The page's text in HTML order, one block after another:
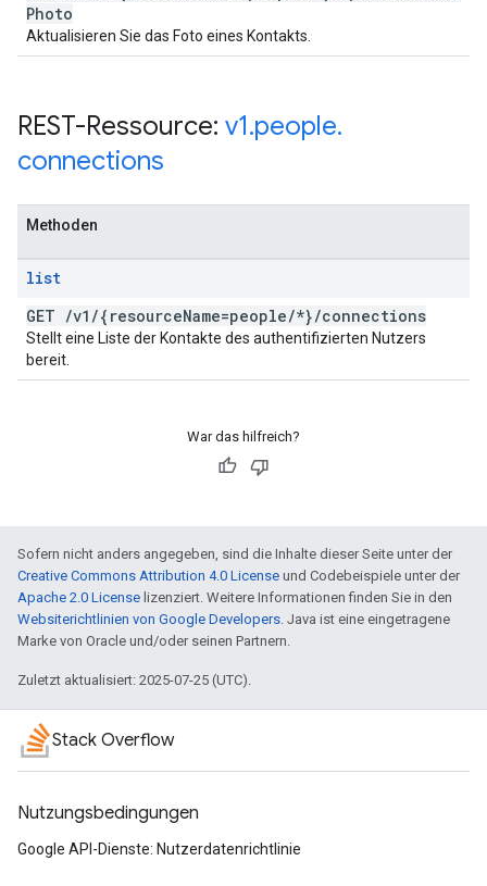
Photo
Aktualisieren Sie das Foto eines Kontakts.
REST-Ressource: v1.people.
connections
Methoden
list
GET /v1 /{resourceName=people/*}/connections
Stellt eine Liste der Kontakte des authentifizierten Nutzers
bereit.
War das hilfreich?
Sofern nicht anders angegeben, sind die Inhalte dieser Seite unter der
Creative Commons Attribution 4.0 License und Codebeispiele unter der
Apache 2.0 License lizenziert. Weitere Informationen finden Sie in den
Websiterichtlinien von Google Developers. Java ist eine eingetragene
Marke von Oracle und/oder seinen Partnern.
Zuletzt aktualisiert: 2025-07-25 (UTC).
Stack Overflow
Nutzungsbedingungen
Google API-Dienste: Nutzerdatenrichtlinie